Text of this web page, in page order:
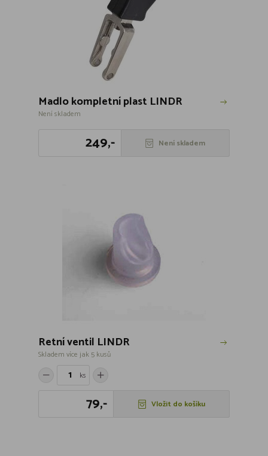
Madlo kompletní plast LINDR
Není skladem
249,- Není skladem
Retní ventil LINDR
Skladem více jak 5 kusů
ks
79,- Vložit do košíku